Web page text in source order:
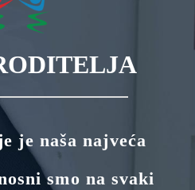
je naša najveća
smo na svaki